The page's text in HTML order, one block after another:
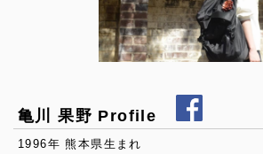
亀川 果野 Profile
1996年 熊本県生まれ